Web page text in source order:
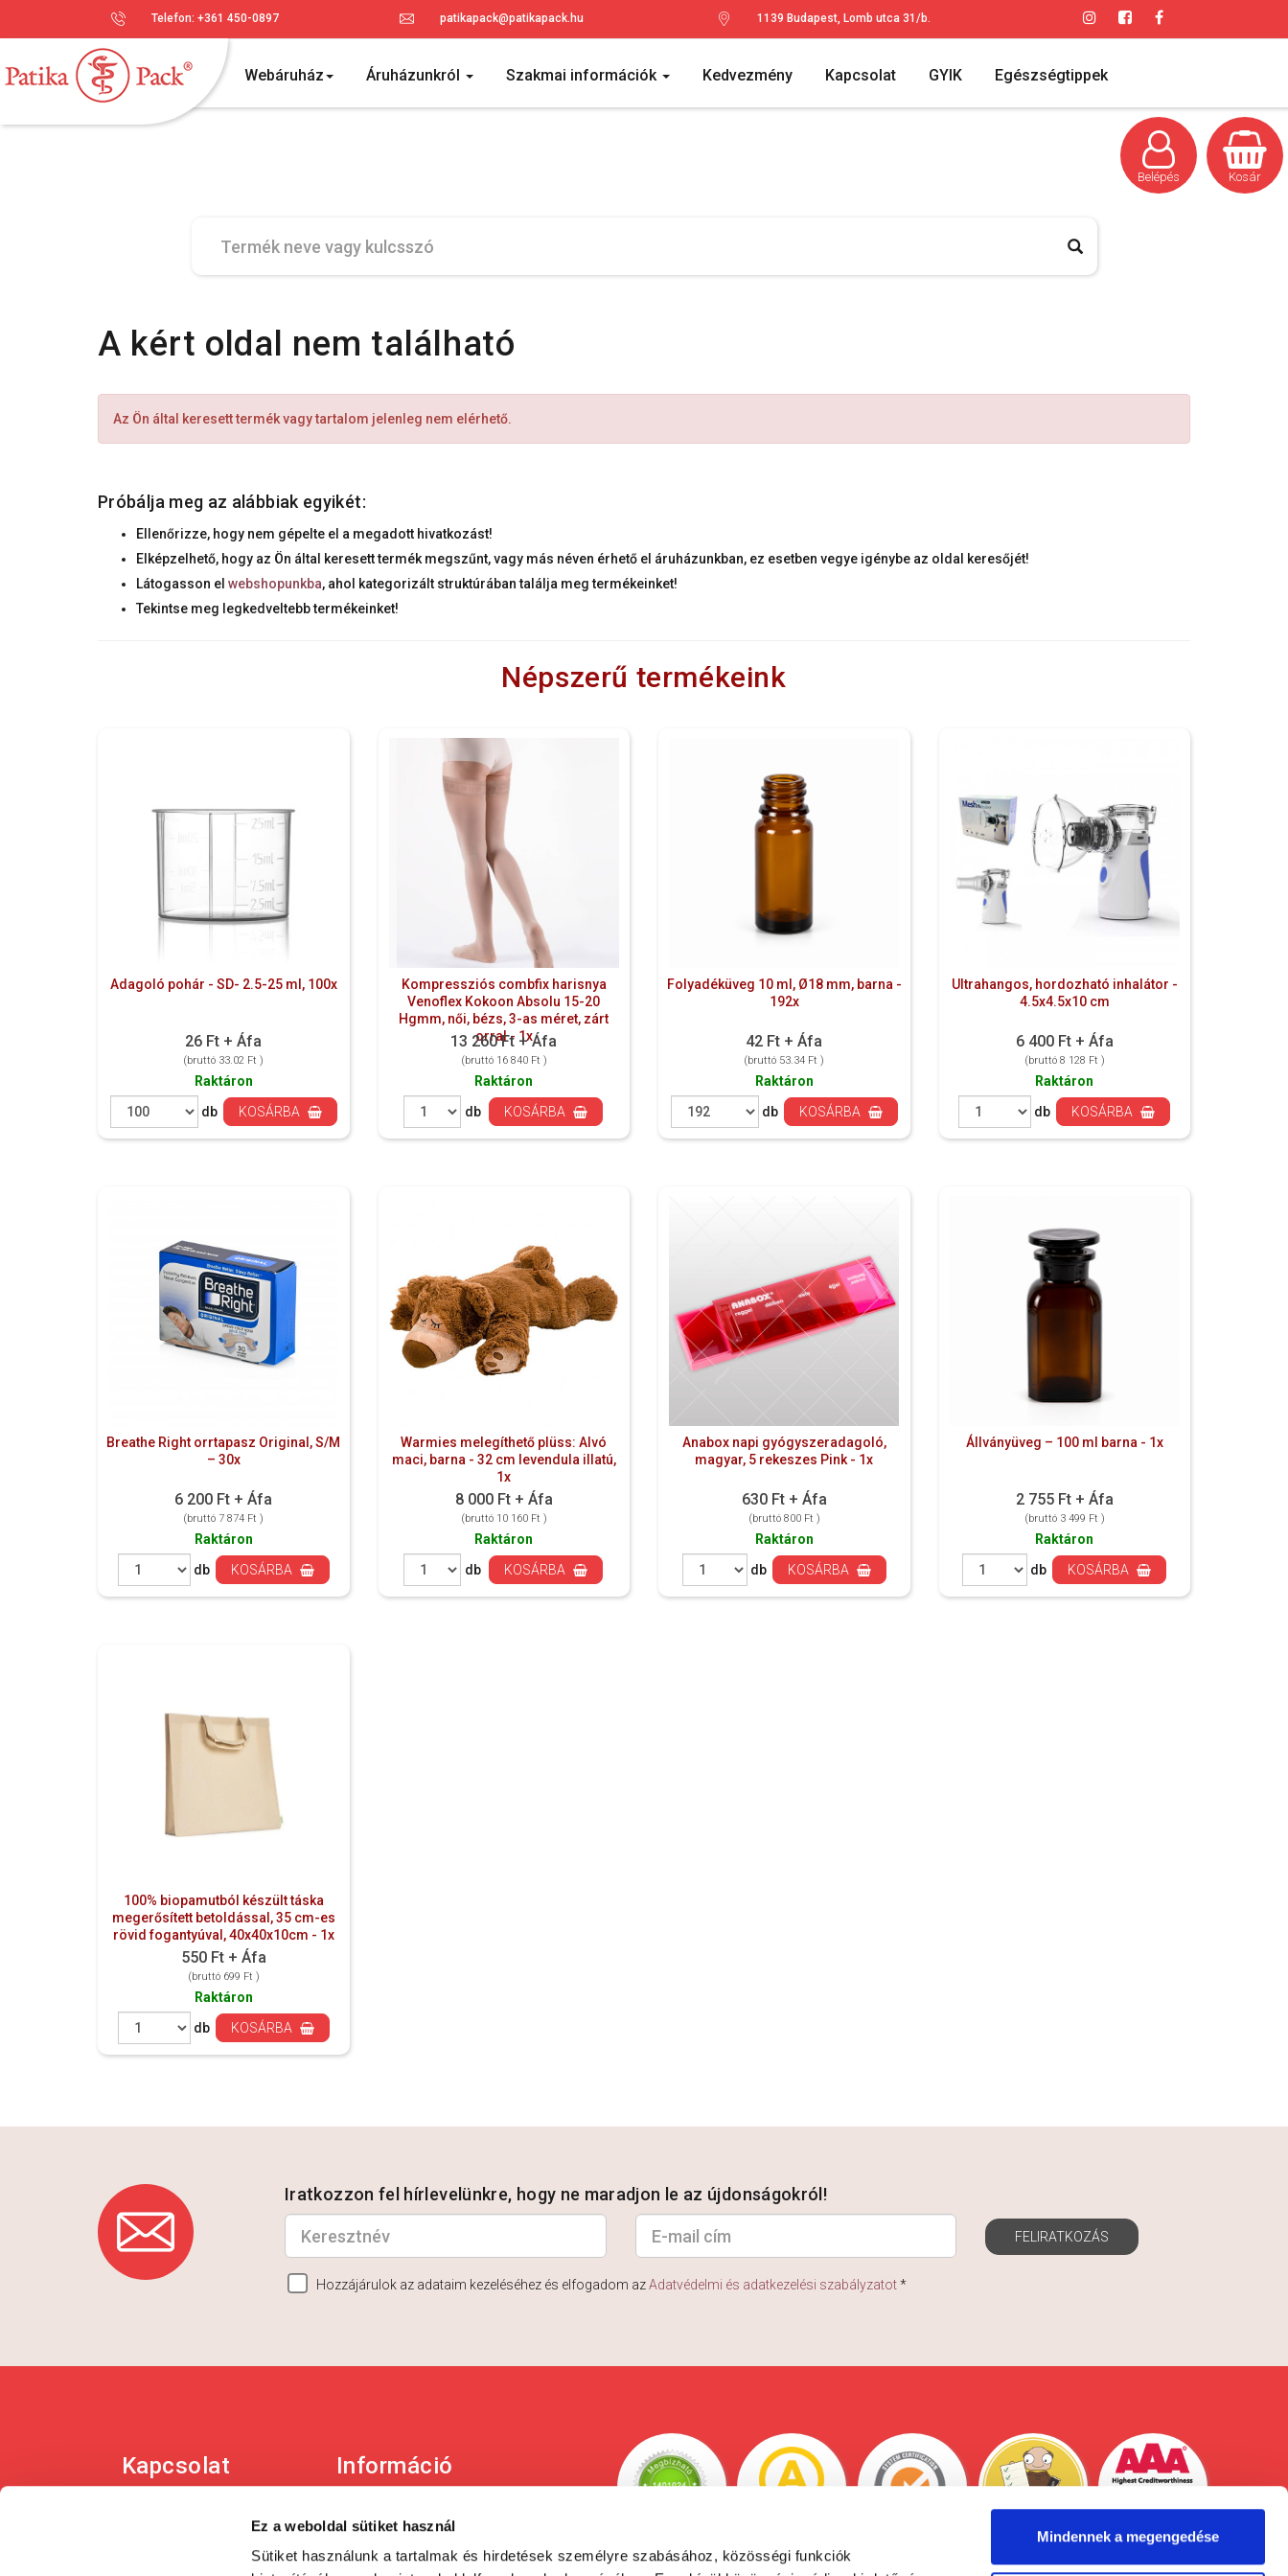
Ez a weboldal sütiket használ
Sütiket használunk a tartalmak és hirdetések személyre szabásához, közösségi funkciók
Mindennek a megengedése
Telefon: +361 450-0897 patikapack@patikapack.hu 1139 Budapest, Lomb utca 31/b.
Webáruház Áruházunkról Szakmai információk Kedvezmény Kapcsolat GYIK Egészségtippek
Belépés Kosár
A kért oldal nem található
Az Ön által keresett termék vagy tartalom jelenleg nem elérhető.
Próbálja meg az alábbiak egyikét:
Ellenőrizze, hogy nem gépelte el a megadott hivatkozást!
Elképzelhető, hogy az Ön által keresett termék megszűnt, vagy más néven érhető el áruházunkban, ez esetben vegye igénybe az oldal keresőjét!
Látogasson el webshopunkba, ahol kategorizált struktúrában találja meg termékeinket!
Tekintse meg legkedveltebb termékeinket!
Népszerű termékeink
Adagoló pohár - SD- 2.5-25 ml, 100x
26 Ft + Áfa
(bruttó 33.02 Ft )
Raktáron
db
KOSÁRBA
Kompressziós combfix harisnya
Venoflex Kokoon Absolu 15-20
Hgmm, női, bézs, 3-as méret, zárt
orral - 1x
13 260 Ft + Áfa
(bruttó 16 840 Ft )
Raktáron
db
KOSÁRBA
Folyadéküveg 10 ml, Ø18 mm, barna -
192x
42 Ft + Áfa
(bruttó 53.34 Ft )
Raktáron
db
KOSÁRBA
Ultrahangos, hordozható inhalátor -
4.5x4.5x10 cm
6 400 Ft + Áfa
(bruttó 8 128 Ft )
Raktáron
db
KOSÁRBA
Breathe Right orrtapasz Original, S/M
– 30x
6 200 Ft + Áfa
(bruttó 7 874 Ft )
Raktáron
db
KOSÁRBA
Warmies melegíthető plüss: Alvó
maci, barna - 32 cm levendula illatú,
1x
8 000 Ft + Áfa
(bruttó 10 160 Ft )
Raktáron
db
KOSÁRBA
Anabox napi gyógyszeradagoló,
magyar, 5 rekeszes Pink - 1x
630 Ft + Áfa
(bruttó 800 Ft )
Raktáron
db
KOSÁRBA
Állványüveg – 100 ml barna - 1x
2 755 Ft + Áfa
(bruttó 3 499 Ft )
Raktáron
db
KOSÁRBA
100% biopamutból készült táska
megerősített betoldással, 35 cm-es
rövid fogantyúval, 40x40x10cm - 1x
550 Ft + Áfa
(bruttó 699 Ft )
Raktáron
db
KOSÁRBA
Iratkozzon fel hírlevelünkre, hogy ne maradjon le az újdonságokról!
Hozzájárulok az adataim kezeléséhez és elfogadom azAdatvédelmi és adatkezelési szabályzatot*
FELIRATKOZÁS
Kapcsolat
patikapack@patikapack.hu
Cím: 1139 Budapest,
Információ
ÁSZF
Szállítási és fizetési
feltételek